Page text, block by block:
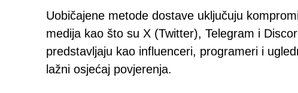
Uobičajene metode dostave uključuju
medija kao što su X (Twitter), Telegram i
predstavljaju kao influenceri, programeri i
lažni osjećaj povjerenja.